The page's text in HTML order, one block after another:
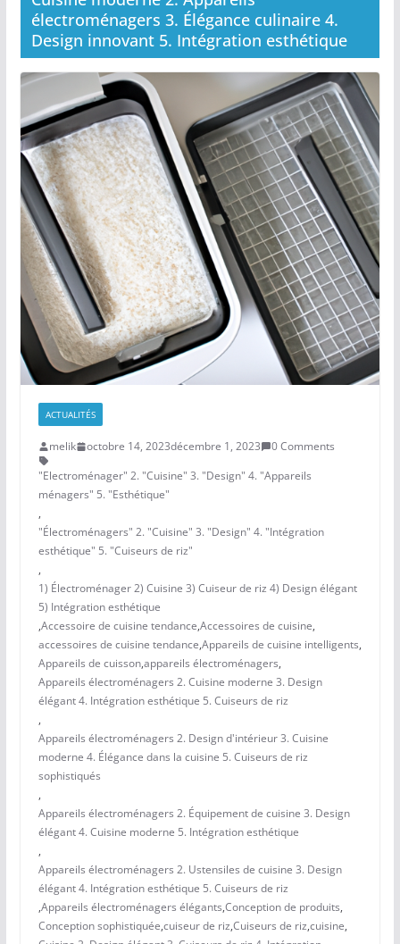
électroménagers 3. Élégance culinaire 4.
Design innovant 5. Intégration esthétique
ACTUALITÉS
melik octobre 14, 2023décembre 1, 2023
0 Comments
"Electroménager" 2. "Cuisine" 3. "Design" 4. "Appareils
ménagers" 5. "Esthétique"
,
"Électroménagers" 2. "Cuisine" 3. "Design" 4. "Intégration
esthétique" 5. "Cuiseurs de riz"
,
1) Électroménager 2) Cuisine 3) Cuiseur de riz 4) Design élégant
5) Intégration esthétique
,Accessoire de cuisine tendance,Accessoires de cuisine,
accessoires de cuisine tendance,Appareils de cuisine intelligents,
Appareils de cuisson,appareils électroménagers,
Appareils électroménagers 2. Cuisine moderne 3. Design
élégant 4. Intégration esthétique 5. Cuiseurs de riz
,
Appareils électroménagers 2. Design d'intérieur 3. Cuisine
moderne 4. Élégance dans la cuisine 5. Cuiseurs de riz
sophistiqués
,
Appareils électroménagers 2. Équipement de cuisine 3. Design
élégant 4. Cuisine moderne 5. Intégration esthétique
,
Appareils électroménagers 2. Ustensiles de cuisine 3. Design
élégant 4. Intégration esthétique 5. Cuiseurs de riz
,Appareils électroménagers élégants,Conception de produits,
Conception sophistiquée,cuiseur de riz,Cuiseurs de riz,cuisine,